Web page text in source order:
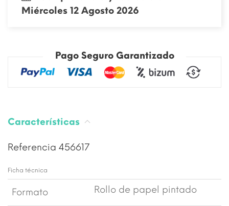
Miércoles 12 Agosto 2026
Pago Seguro Garantizado
Características
Referencia 456617
Ficha técnica
Formato Rollo de papel pintado